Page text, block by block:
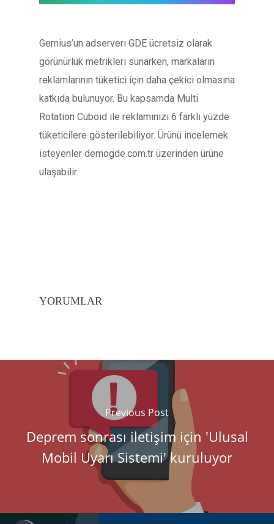
Gemius’un adserverı GDE ücretsiz olarak
görünürlük metrikleri sunarken, markaların
reklamlarının tüketici için daha çekici olmasına
katkıda bulunuyor. Bu kapsamda Multi
Rotation Cuboid ile reklamınızı 6 farklı yüzde
tüketicilere gösterilebiliyor. Ürünü incelemek
isteyenler demogde.com.tr üzerinden ürüne
ulaşabilir.
YORUMLAR
Previous Post
Deprem sonrası iletişim için 'Ulusal
Mobil Uyarı Sistemi' kuruluyor